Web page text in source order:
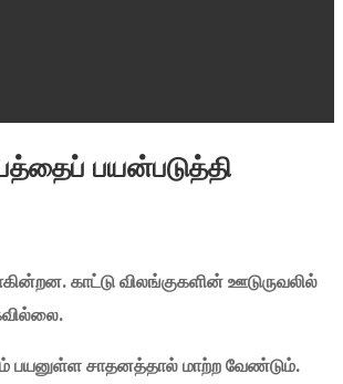
பயன்படுத்தி
காட்டு விலங்குகளின் ஊடுருவலில்
பயனுள்ளசாதனத்தால்மாற்றவேண்டும்.